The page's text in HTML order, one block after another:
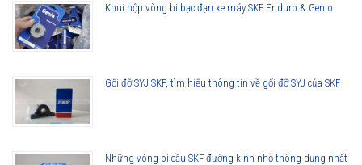
Khui hộp vòng bi bạc đạn xe máy SKF Enduro & Genio
Gối đỡ SYJ SKF, tìm hiểu thông tin về gối đỡ SYJ của SKF
Những vòng bi cầu SKF đường kính nhỏ thông dụng nhất